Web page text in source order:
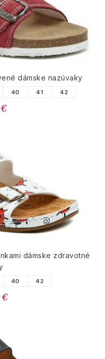
dámske nazúvaky
40 41 42
dámske zdravotné
40 42
€